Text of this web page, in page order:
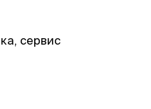
сервис